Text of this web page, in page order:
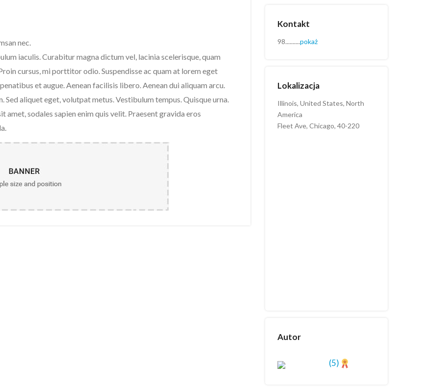
Kontakt
98..........pokaż
Lokalizacja
Illinois, United States, North
America
Fleet Ave, Chicago, 40-220
Autor
(5)
nec.
iaculis. Curabitur magna dictum vel, lacinia scelerisque, quam
cursus, mi porttitor odio. Suspendisse ac quam at lorem eget
et augue. Aenean facilisis libero. Aenean dui aliquam arcu.
aliquet eget, volutpat metus. Vestibulum tempus. Quisque urna.
amet, sodales sapien enim quis velit. Praesent gravida eros